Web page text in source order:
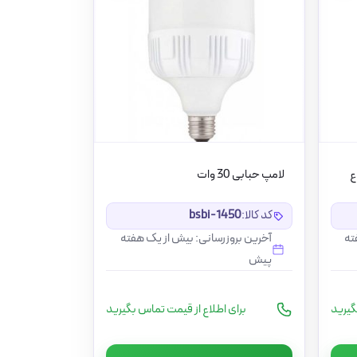
لامپ حبابی 30 وات
کد کالا:bsbi-1450
آخرین بروزرسانی: بیش از یک هفته
پیش
برای اطلاع از قیمت تماس بگیرید